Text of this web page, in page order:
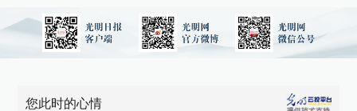
您此时的心情